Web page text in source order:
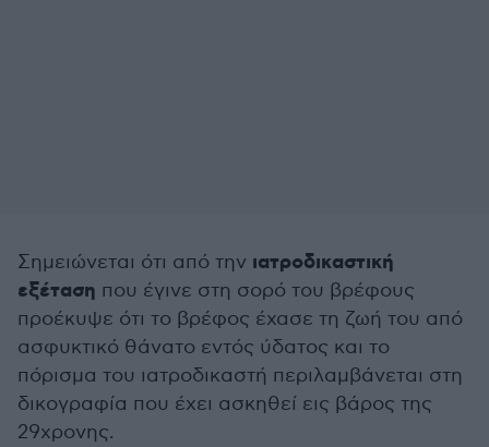
Σημειώνεται ότι από την ιατροδικαστική
εξέταση που έγινε στη σορό του βρέφους
προέκυψε ότι το βρέφος έχασε τη ζωή του από
ασφυκτικό θάνατο εντός ύδατος και το
πόρισμα του ιατροδικαστή περιλαμβάνεται στη
δικογραφία που έχει ασκηθεί εις βάρος της
29χρονης.